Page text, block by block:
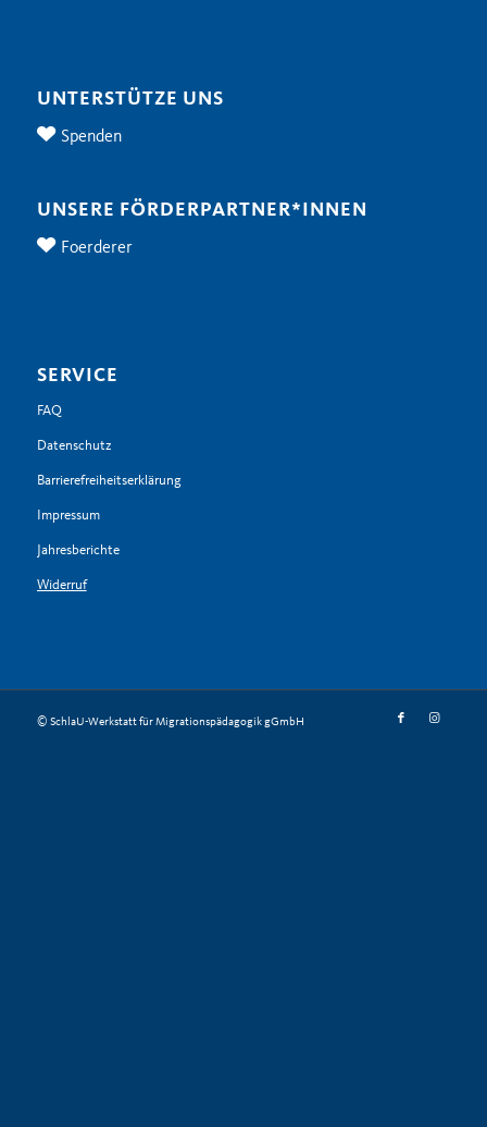
UNTERSTÜTZE UNS
Spenden
UNSERE FÖRDERPARTNER*INNEN
Foerderer
SERVICE
FAQ
Datenschutz
Barrierefreiheitserklärung
Impressum
Jahresberichte
Widerruf
© SchlaU-Werkstatt für Migrationspädagogik gGmbH